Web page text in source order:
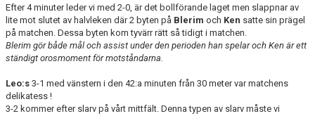
Efter 4 minuter leder vi med 2-0, är det bollförande laget men slappnar av
lite mot slutet av halvleken där 2 byten på Blerim och Ken satte sin prägel
på matchen. Dessa byten kom tyvärr rätt så tidigt i matchen.
Blerim gör både mål och assist under den perioden han spelar och Ken är ett
ständigt orosmoment för motståndarna.
Leo:s 3-1 med vänstern i den 42:a minuten från 30 meter var matchens
delikatess !
3-2 kommer efter slarv på vårt mittfält. Denna typen av slarv måste vi